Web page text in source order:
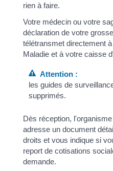
rien à faire.
Votre médecin ou votre
déclaration de votre
télétransmet directement
Maladie et à votre caisse
Attention :
les guides de
supprimés.
Dès réception,
adresse un document
droits et vous indique si
report de cotisations
demande.